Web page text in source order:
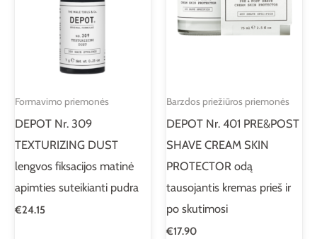
Formavimo priemonės
DEPOT Nr. 309
TEXTURIZING DUST
lengvos fiksacijos matinė
apimties suteikianti pudra
€24.15
Barzdos priežiūros priemonės
DEPOT Nr. 401 PRE&POST
SHAVE CREAM SKIN
PROTECTOR odą
tausojantis kremas prieš ir
po skutimosi
€17.90